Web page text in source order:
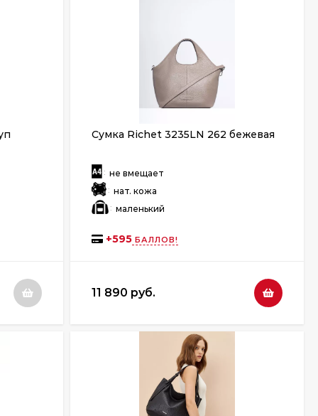
Сумка Richet 3235LN 262 бежевая
: не вмещает
: нат. кожа
: маленький
+595БАЛЛОВ!
11 890 руб.